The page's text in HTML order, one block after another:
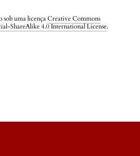
sob uma licençaCreative Commons
ShareAlike 4.0 International License.